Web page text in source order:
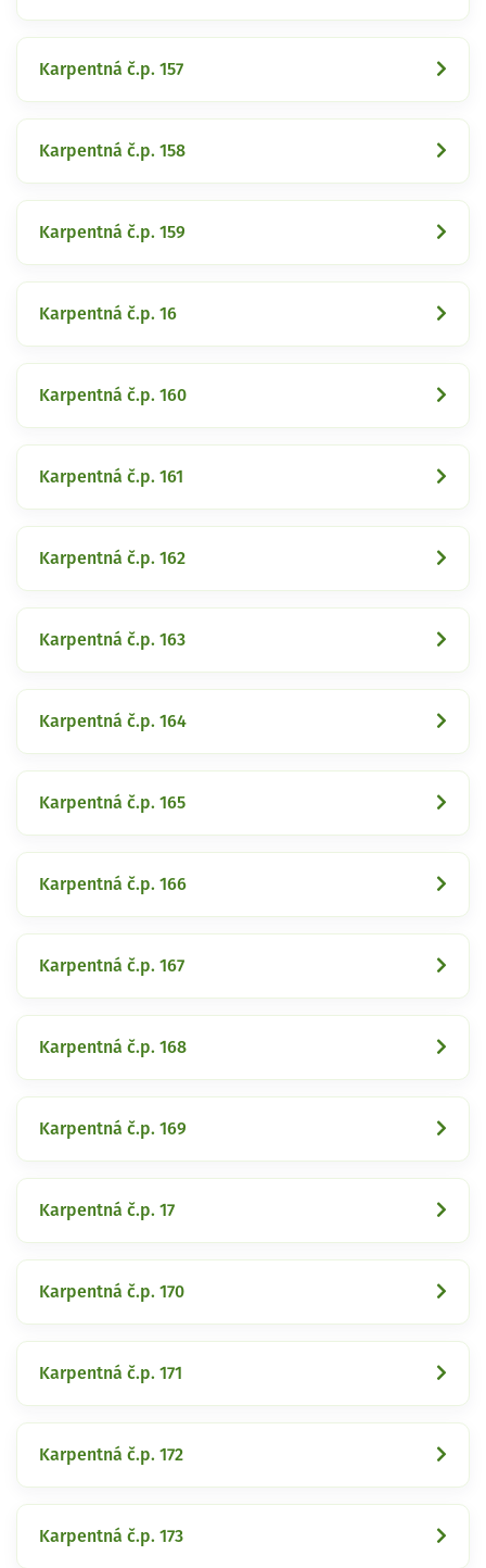
Karpentná č.p. 157
Karpentná č.p. 158
Karpentná č.p. 159
Karpentná č.p. 16
Karpentná č.p. 160
Karpentná č.p. 161
Karpentná č.p. 162
Karpentná č.p. 163
Karpentná č.p. 164
Karpentná č.p. 165
Karpentná č.p. 166
Karpentná č.p. 167
Karpentná č.p. 168
Karpentná č.p. 169
Karpentná č.p. 17
Karpentná č.p. 170
Karpentná č.p. 171
Karpentná č.p. 172
Karpentná č.p. 173